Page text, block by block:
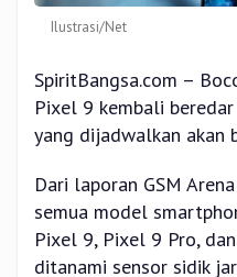
Ilustrasi/Net
SpiritBangsa.com –
Pixel 9 kembali
yang dijadwalkan akan
Dari laporan GSM
semua model
Pixel 9, Pixel 9 Pro,
ditanami sensor sidik